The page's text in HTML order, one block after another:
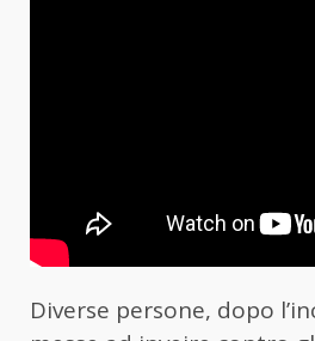
Diverse persone, dopo